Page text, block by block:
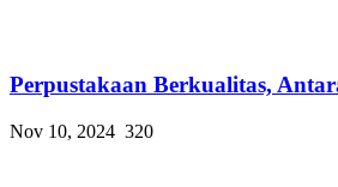
Perpustakaan Berkualitas,
Nov 10, 2024 320